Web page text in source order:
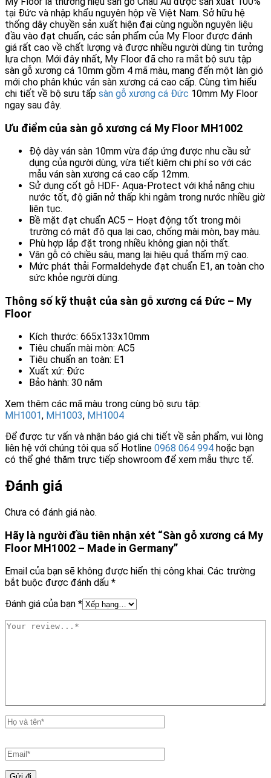
tại Đức và nhập khẩu nguyên hộp về Việt Nam. Sở hữu hệ
thống dây chuyền sản xuất hiện đại cùng nguồn nguyên liệu
đầu vào đạt chuẩn, các sản phẩm của My Floor được đánh
giá rất cao về chất lượng và được nhiều người dùng tin tưởng
lựa chọn. Mới đây nhất, My Floor đã cho ra mắt bộ sưu tập
sàn gỗ xương cá 10mm gồm 4 mã màu, mang đến một làn gió
mới cho phân khúc ván sàn xương cá cao cấp. Cùng tìm hiểu
chi tiết về bộ sưu tấp sàn gỗ xương cá Đức 10mm My Floor
ngay sau đây.
Ưu điểm của sàn gỗ xương cá My Floor MH1002
Độ dày ván sàn 10mm vừa đáp ứng được nhu cầu sử
dụng của người dùng, vừa tiết kiệm chi phí so với các
mẫu ván sàn xương cá cao cấp 12mm.
Sử dụng cốt gỗ HDF- Aqua-Protect với khả năng chịu
nước tốt, độ giãn nở thấp khi ngâm trong nước nhiều giờ
liên tục.
Bề mặt đạt chuẩn AC5 – Hoạt động tốt trong môi
trường có mật độ qua lại cao, chống mài mòn, bay màu.
Phù hợp lắp đặt trong nhiều không gian nội thất.
Vân gỗ có chiều sâu, mang lại hiệu quả thẩm mỹ cao.
Mức phát thải Formaldehyde đạt chuẩn E1, an toàn cho
sức khỏe người dùng.
Thông số kỹ thuật của sàn gỗ xương cá Đức – My
Floor
Kích thước: 665x133x10mm
Tiêu chuẩn mài mòn: AC5
Tiêu chuẩn an toàn: E1
Xuất xứ: Đức
Bảo hành: 30 năm
Xem thêm các mã màu trong cùng bộ sưu tập:
MH1001, MH1003, MH1004
Để được tư vấn và nhận báo giá chi tiết về sản phẩm, vui lòng
liên hệ với chúng tôi qua số Hotline 0968 064 994 hoặc bạn
có thể ghé thăm trực tiếp showroom để xem mẫu thực tế.
Đánh giá
Chưa có đánh giá nào.
Hãy là người đầu tiên nhận xét “Sàn gỗ xương cá My
Floor MH1002 – Made in Germany”
Email của bạn sẽ không được hiển thị công khai. Các trường
bắt buộc được đánh dấu *
Đánh giá của bạn *